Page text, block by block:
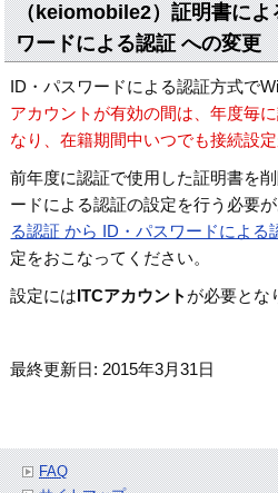
（keiomobile2）証明書によ
ワードによる認証 への変更
ID・パスワードによる認証方式で
アカウントが有効の間は、年度毎
なり、在籍期間中いつでも接続設定
前年度に認証で使用した証明書を
ードによる認証の設定を行う必要
る認証 から ID・パスワードによる
定をおこなってください。
設定にはITCアカウント が必要とな
最終更新日: 2015年3月31日
FAQ